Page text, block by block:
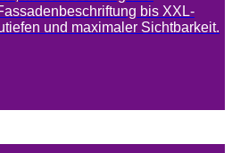
bis XXL-
und maximaler Sichtbarkeit.